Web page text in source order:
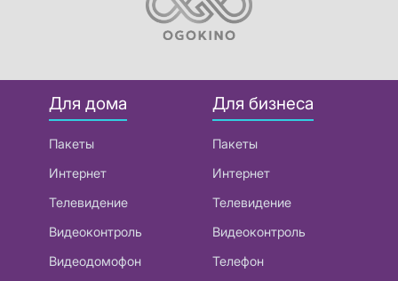
Для дома
Пакеты
Интернет
Телевидение
Видеоконтроль
Видеодомофон
Для бизнеса
Пакеты
Интернет
Телевидение
Видеоконтроль
Телефон